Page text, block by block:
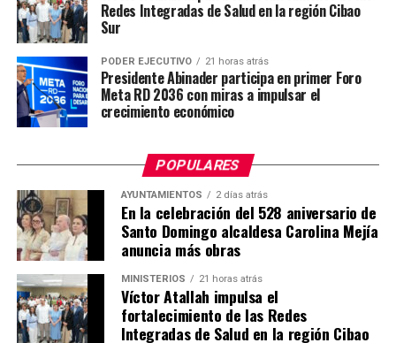
Redes Integradas de Salud en la región Cibao
Sur
PODER EJECUTIVO 21 horas atrás
Presidente Abinader participa en primer Foro
Meta RD 2036 con miras a impulsar el
crecimiento económico
POPULARES
AYUNTAMIENTOS 2 días atrás
En la celebración del 528 aniversario de
Santo Domingo alcaldesa Carolina Mejía
anuncia más obras
MINISTERIOS 21 horas atrás
Víctor Atallah impulsa el
fortalecimiento de las Redes
Integradas de Salud en la región Cibao